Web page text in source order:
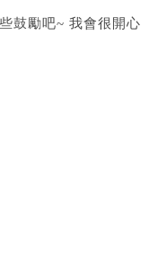
鼓勵吧~ 我會很開心